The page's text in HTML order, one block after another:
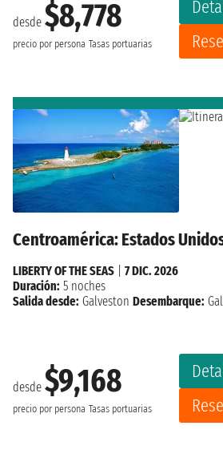
desde $8,778
precio por persona Tasas portuarias
Centroamérica: Estados
desde $9,168
precio por persona Tasas portuarias
LIBERTY OF THE SEAS
7 DIC. 2026
Duración: 5 noches
Salida desde: Galveston Desembarque: